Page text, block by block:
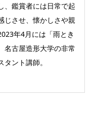
、鑑賞者には日常で起
じさせ、懐かしさや親
年4月には「雨とき
名古屋造形大学の非常
ント講師。